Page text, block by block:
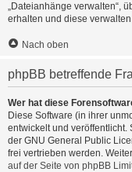
„Dateianhänge verwalten“,
erhalten und diese
Nach oben
phpBB betreffende
Wer hat diese
Diese Software (in ihrer
entwickelt und veröffentlicht.
der GNU General Public
frei vertrieben werden.
auf der Seite von phpBB